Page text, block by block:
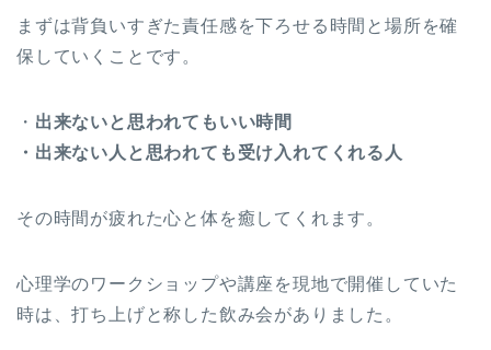
まずは背負いすぎた責任感を下ろせる時間と場所を確
保していくことです。
・ 出来ないと思われてもいい時間
・出来ない人と思われても受け入れてくれる人
その時間が疲れた心と体を癒してくれます。
心理学のワークショップや講座を現地で開催していた
時は、打ち上げと称した飲み会がありました。